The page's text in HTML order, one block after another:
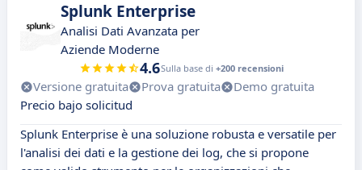
Splunk Enterprise
Analisi Dati Avanzata per
Aziende Moderne
4.6Sulla base di +200 recensioni
Versione gratuita Prova gratuita
Demo gratuita
Precio bajo solicitud
Splunk Enterprise è una soluzione robusta e versatile per
l'analisi dei dati e la gestione dei log, che si propone